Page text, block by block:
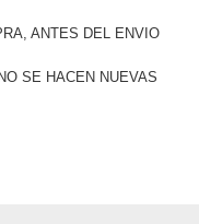
ANTES DEL ENVIO
SE HACEN NUEVAS